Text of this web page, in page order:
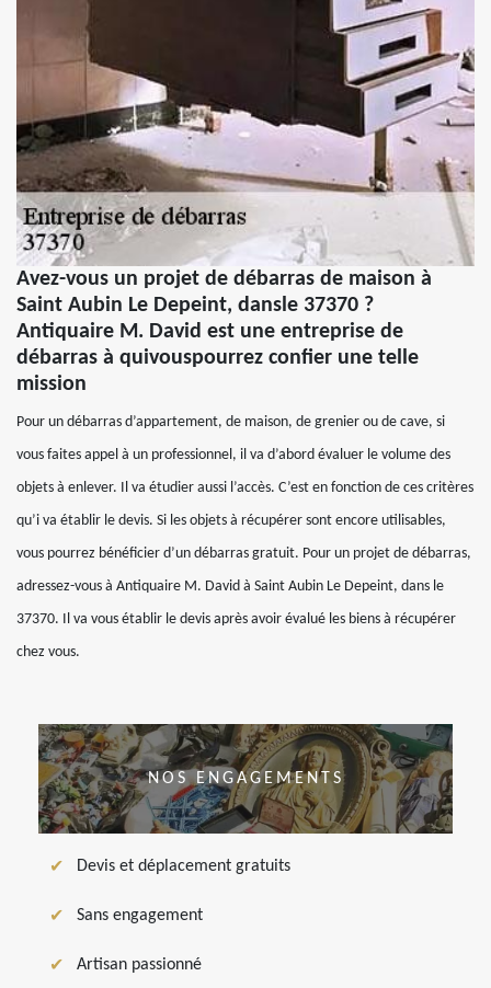
Avez-vous un projet de débarras de maison à
Saint Aubin Le Depeint, dansle 37370 ?
Antiquaire M. David est une entreprise de
débarras à quivouspourrez confier une telle
mission
Pour un débarras d’appartement, de maison, de grenier ou de cave, si
vous faites appel à un professionnel, il va d’abord évaluer le volume des
objets à enlever. Il va étudier aussi l’accès. C’est en fonction de ces critères
qu’i va établir le devis. Si les objets à récupérer sont encore utilisables,
vous pourrez bénéficier d’un débarras gratuit. Pour un projet de débarras,
adressez-vous à Antiquaire M. David à Saint Aubin Le Depeint, dans le
37370. Il va vous établir le devis après avoir évalué les biens à récupérer
chez vous.
NOS ENGAGEMENTS
Devis et déplacement gratuits
Sans engagement
Artisan passionné